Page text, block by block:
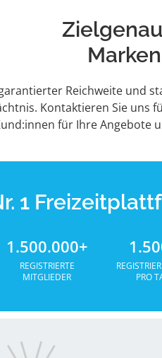
Reichweite und
Kontaktieren Sie uns
für Ihre Angebote
1
1.500.000+
REGISTRIERTE
MITGLIEDER
PRO